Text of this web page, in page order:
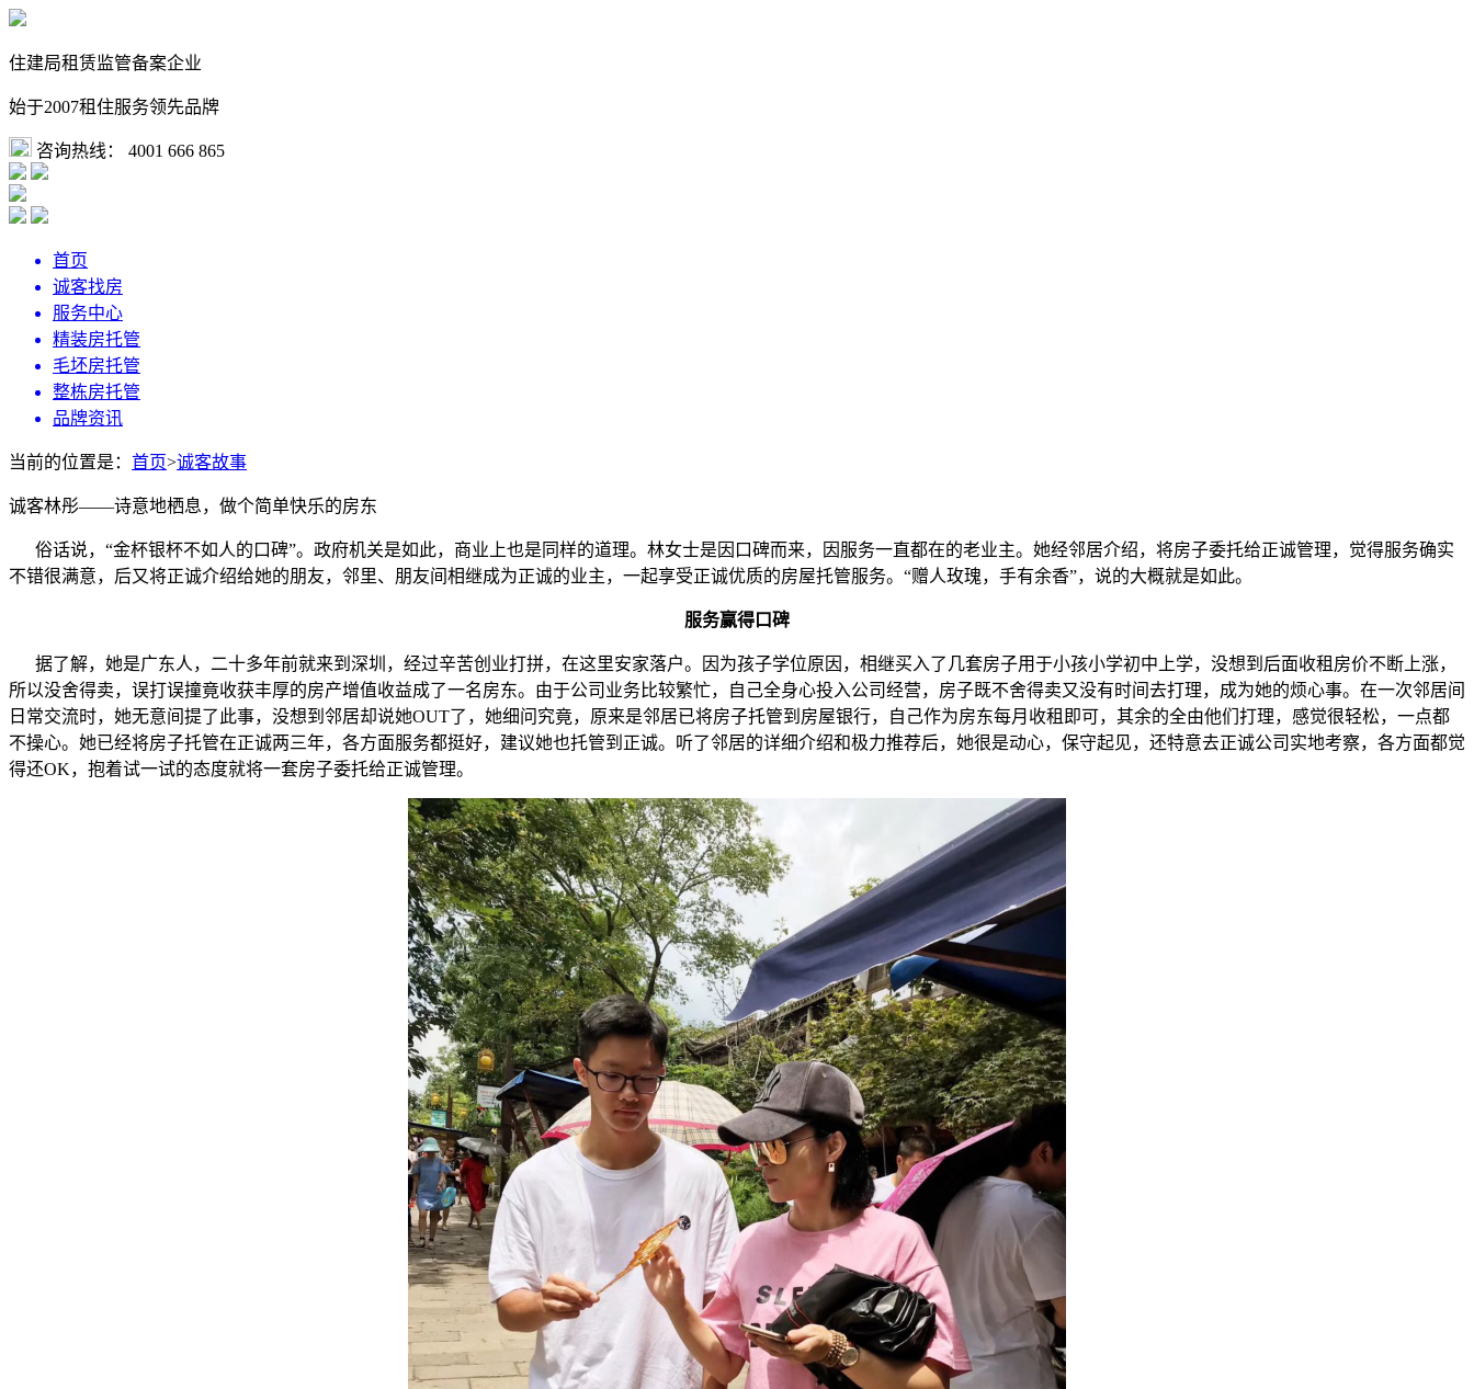
住建局租赁监管备案企业
始于2007租住服务领先品牌
咨询热线： 4001 666 865
首页
诚客找房
服务中心
精装房托管
毛坯房托管
整栋房托管
品牌资讯
当前的位置是： 首页>诚客故事
诚客林彤——诗意地栖息，做个简单快乐的房东
俗话说，“金杯银杯不如人的口碑”。政府机关是如此，商业上也是同样的道理。林女士是因口碑而来，因服务一直都在的老业主。她经邻居介绍，将房子委托给正诚管理，觉得服务确实
不错很满意，后又将正诚介绍给她的朋友，邻里、朋友间相继成为正诚的业主，一起享受正诚优质的房屋托管服务。“赠人玫瑰，手有余香”，说的大概就是如此。
服务赢得口碑
据了解，她是广东人，二十多年前就来到深圳，经过辛苦创业打拼，在这里安家落户。因为孩子学位原因，相继买入了几套房子用于小孩小学初中上学，没想到后面收租房价不断上涨，
所以没舍得卖，误打误撞竟收获丰厚的房产增值收益成了一名房东。由于公司业务比较繁忙，自己全身心投入公司经营，房子既不舍得卖又没有时间去打理，成为她的烦心事。在一次邻居间
日常交流时，她无意间提了此事，没想到邻居却说她OUT了，她细问究竟，原来是邻居已将房子托管到房屋银行，自己作为房东每月收租即可，其余的全由他们打理，感觉很轻松，一点都
不操心。她已经将房子托管在正诚两三年，各方面服务都挺好，建议她也托管到正诚。听了邻居的详细介绍和极力推荐后，她很是动心，保守起见，还特意去正诚公司实地考察，各方面都觉
得还OK，抱着试一试的态度就将一套房子委托给正诚管理。